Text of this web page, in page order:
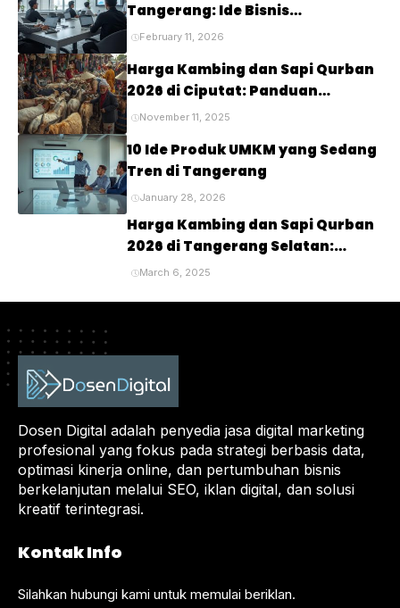
Tangerang: Ide Bisnis
Menjanjikan untuk Masa Depan
February 11, 2026
Harga Kambing dan Sapi Qurban
2026 di Ciputat: Panduan
Lengkap untuk Perayaan Idul
November 11, 2025
10 Ide Produk UMKM yang Sedang
Tren di Tangerang
January 28, 2026
Harga Kambing dan Sapi Qurban
2026 di Tangerang Selatan:
Panduan Lengkap untuk Pembeli
March 6, 2025
Dosen Digital adalah penyedia jasa digital marketing
profesional yang fokus pada strategi berbasis data,
optimasi kinerja online, dan pertumbuhan bisnis
berkelanjutan melalui SEO, iklan digital, dan solusi
kreatif terintegrasi.
Kontak Info
Silahkan hubungi kami untuk memulai beriklan.